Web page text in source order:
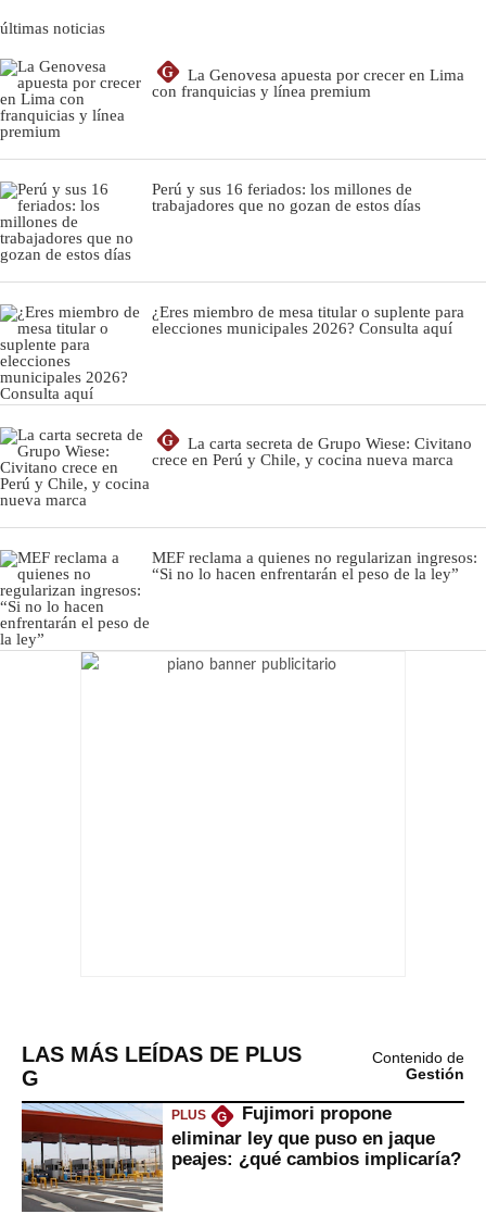
últimas noticias
G
La Genovesa apuesta por crecer en Lima
con franquicias y línea premium
Perú y sus 16 feriados: los millones de
trabajadores que no gozan de estos días
¿Eres miembro de mesa titular o suplente para
elecciones municipales 2026? Consulta aquí
G
La carta secreta de Grupo Wiese: Civitano
crece en Perú y Chile, y cocina nueva marca
MEF reclama a quienes no regularizan ingresos:
“Si no lo hacen enfrentarán el peso de la ley”
LAS MÁS LEÍDAS DE PLUS
G
Contenido de
Gestión
PLUS G
Fujimori propone
eliminar ley que puso en jaque
peajes: ¿qué cambios implicaría?